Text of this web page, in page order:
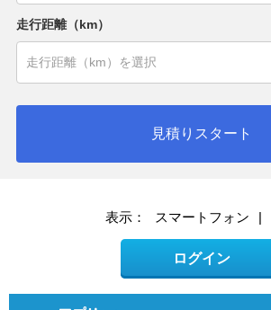
走行距離（km）
見積りスタート
表示： スマートフォン |
ログイン